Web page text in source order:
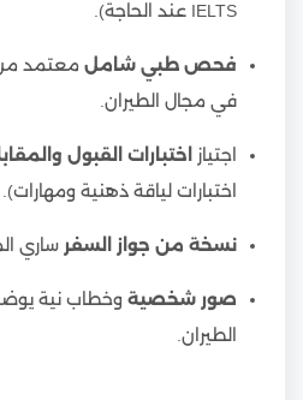
IELTS عند الحاجة).
فحص طبي شامل معتمد
في مجال الطيران.
اجتياز اختبارات القبول
اختبارات لياقة ذهنية ومهارات).
نسخة من جواز السفر ساري
صور شخصية وخطاب نية
الطيران.